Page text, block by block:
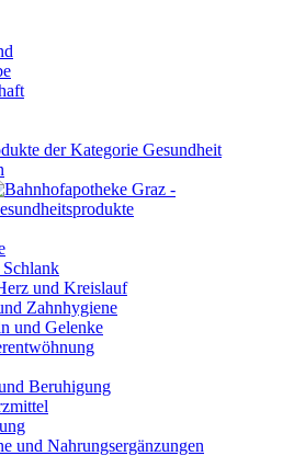
der Kategorie Gesundheit
und Kreislauf
Zahnhygiene
und Gelenke
Beruhigung
und Nahrungsergänzungen